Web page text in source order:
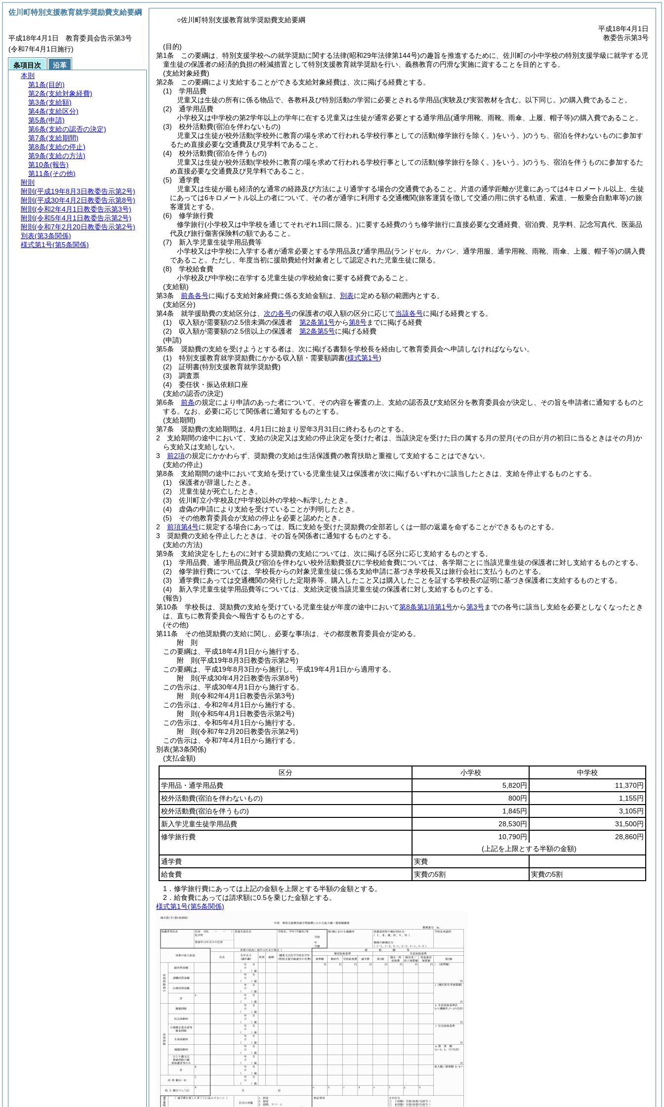
○佐川町特別支援教育就学奨励費支給要綱
平成18年4月1日
教委告示第3号
(目的)
第1条
この要綱は、特別支援学校への就学奨励に関する法律(昭和29年法律第144号)の趣旨を推進するために、佐川町の小中学校の特別支援学級に就学する児
童生徒の保護者の経済的負担の軽減措置として特別支援教育就学奨励を行い、義務教育の円滑な実施に資することを目的とする。
(支給対象経費)
第2条
この要綱により支給することができる支給対象経費は、次に掲げる経費とする。
(1)
学用品費
児童又は生徒の所有に係る物品で、各教科及び特別活動の学習に必要とされる学用品(実験及び実習教材を含む。以下同じ。)の購入費であること。
(2)
通学用品費
小学校又は中学校の第2学年以上の学年に在する児童又は生徒が通常必要とする通学用品(通学用靴、雨靴、雨傘、上履、帽子等)の購入費であること。
(3)
校外活動費(宿泊を伴わないもの)
児童又は生徒が校外活動(学校外に教育の場を求めて行われる学校行事としての活動(修学旅行を除く。)をいう。)のうち、宿泊を伴わないものに参加す
るため直接必要な交通費及び見学料であること。
(4)
校外活動費(宿泊を伴うもの)
児童又は生徒が校外活動(学校外に教育の場を求めて行われる学校行事としての活動(修学旅行を除く。)をいう。)のうち、宿泊を伴うものに参加するた
め直接必要な交通費及び見学料であること。
(5)
通学費
児童又は生徒が最も経済的な通常の経路及び方法により通学する場合の交通費であること。片道の通学距離が児童にあっては4キロメートル以上、生徒
にあっては6キロメートル以上の者について、その者が通学に利用する交通機関(旅客運賃を徴して交通の用に供する軌道、索道、一般乗合自動車等)の旅
客運賃とする。
(6)
修学旅行費
修学旅行(小学校又は中学校を通じてそれぞれ1回に限る。)に要する経費のうち修学旅行に直接必要な交通経費、宿泊費、見学料、記念写真代、医薬品
代及び旅行傷害保険料の額であること。
(7)
新入学児童生徒学用品費等
小学校又は中学校に入学する者が通常必要とする学用品及び通学用品(ランドセル、カバン、通学用服、通学用靴、雨靴、雨傘、上履、帽子等)の購入費
であること。ただし、年度当初に援助費給付対象者として認定された児童生徒に限る。
(8)
学校給食費
小学校及び中学校に在学する児童生徒の学校給食に要する経費であること。
(支給額)
第3条
前条各号に掲げる支給対象経費に係る支給金額は、 別表に定める額の範囲内とする。
(支給区分)
第4条
就学援助費の支給区分は、 次の各号の保護者の収入額の区分に応じて当該各号に掲げる経費とする。
(1)
収入額が需要額の2.5倍未満の保護者 第2条第1号から第8号までに掲げる経費
(2)
収入額が需要額の2.5倍以上の保護者 第2条第5号に掲げる経費
(申請)
第5条
奨励費の支給を受けようとする者は、次に掲げる書類を学校長を経由して教育委員会へ申請しなければならない。
(1)
特別支援教育就学奨励費にかかる収入額・需要額調書(様式第1号)
(2)
証明書(特別支援教育就学奨励費)
(3)
調査票
(4)
委任状・振込依頼口座
(支給の認否の決定)
第6条
前条の規定により申請のあった者について、その内容を審査の上、支給の認否及び支給区分を教育委員会が決定し、その旨を申請者に通知するものと
する。 なお、必要に応じて関係者に通知するものとする。
(支給期間)
第7条
奨励費の支給期間は、4月1日に始まり翌年3月31日に終わるものとする。
2
支給期間の途中において、支給の決定又は支給の停止決定を受けた者は、当該決定を受けた日の属する月の翌月(その日が月の初日に当るときはその月)か
ら支給又は支給しない。
3
前2項の規定にかかわらず、奨励費の支給は生活保護費の教育扶助と重複して支給することはできない。
(支給の停止)
第8条
支給期間の途中において支給を受けている児童生徒又は保護者が次に掲げるいずれかに該当したときは、支給を停止するものとする。
(1)
保護者が辞退したとき。
(2)
児童生徒が死亡したとき。
(3)
佐川町立小学校及び中学校以外の学校へ転学したとき。
(4)
虚偽の申請により支給を受けていることが判明したとき。
(5)
その他教育委員会が支給の停止を必要と認めたとき。
2
前項第4号に規定する場合にあっては、既に支給を受けた奨励費の全部若しくは一部の返還を命ずることができるものとする。
3
奨励費の支給を停止したときは、その旨を関係者に通知するものとする。
(支給の方法)
第9条
支給決定をしたものに対する奨励費の支給については、次に掲げる区分に応じ支給するものとする。
(1)
学用品費、通学用品費及び宿泊を伴わない校外活動費並びに学校給食費については、各学期ごとに当該児童生徒の保護者に対し支給するものとする。
(2)
修学旅行費については、学校長からの対象児童生徒に係る支給申請に基づき学校長又は旅行会社に支払うものとする。
(3)
通学費にあっては交通機関の発行した定期券等、購入したこと又は購入したことを証する学校長の証明に基づき保護者に支給するものとする。
(4)
新入学児童生徒学用品費等については、支給決定後当該児童生徒の保護者に対し支給するものとする。
(報告)
第10条
学校長は、奨励費の支給を受けている児童生徒が年度の途中において第8条第1項第1号から第3号までの各号に該当し支給を必要としなくなったとき
は、直ちに教育委員会へ報告するものとする。
(その他)
第11条
その他奨励費の支給に関し、必要な事項は、その都度教育委員会が定める。
附 則
この要綱は、平成18年4月1日から施行する。
附 則(平成19年8月3日教委告示第2号)
この要綱は、平成19年8月3日から施行し、平成19年4月1日から適用する。
附 則(平成30年4月2日教委告示第8号)
この告示は、平成30年4月1日から施行する。
附 則(令和2年4月1日教委告示第3号)
この告示は、令和2年4月1日から施行する。
附 則(令和5年4月1日教委告示第2号)
この告示は、令和5年4月1日から施行する。
附 則(令和7年2月20日教委告示第2号)
この告示は、令和7年4月1日から施行する。
別表(第3条関係)
(支払金額)
区分
小学校
中学校
学用品・通学用品費
5,820円
11,370円
校外活動費(宿泊を伴わないもの) 800円
1,155円
校外活動費(宿泊を伴うもの) 1,845円
3,105円
新入学児童生徒学用品費
28,530円
31,500円
修学旅行費
10,790円
28,860円
(上記を上限とする半額の金額)
通学費
実費
給食費
実費の5割
実費の5割
1．修学旅行費にあっては上記の金額を上限とする半額の金額とする。
2．給食費にあっては請求額に0.5を乗じた金額とする。
様式第1号(第5条関係)
佐川町特別支援教育就学奨励費支給要綱
平成18年4月1日 教育委員会告示第3号
(令和7年4月1日施行)
条項目次
沿革
本則
第1条(目的)
第2条(支給対象経費)
第3条(支給額)
第4条(支給区分)
第5条(申請)
第6条(支給の認否の決定)
第7条(支給期間)
第8条(支給の停止)
第9条(支給の方法)
第10条(報告)
第11条(その他)
附則
附則 (平成19年8月3日教委告示第2号)
附則 (平成30年4月2日教委告示第8号)
附則 (令和2年4月1日教委告示第3号)
附則 (令和5年4月1日教委告示第2号)
附則 (令和7年2月20日教委告示第2号)
別表(第3条関係)
様式第1号(第5条関係)